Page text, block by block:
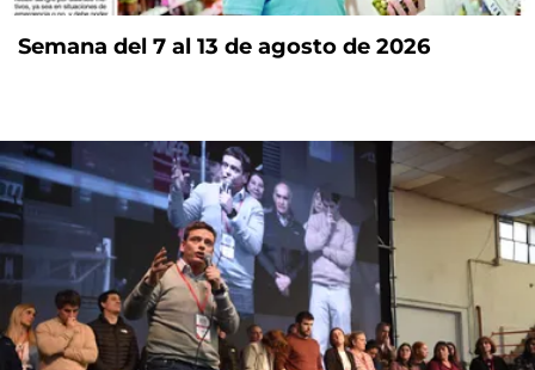
Semana del 7 al 13 de agosto de 2026